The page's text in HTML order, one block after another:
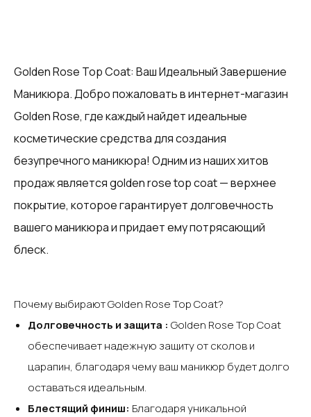
Golden Rose Top Coat: Ваш Идеальный Завершение
Маникюра‍. Добро пожаловать в интернет-магазин
Golden Rose, где каждый найдет идеальные
косметические средства для создания
безупречного маникюра! Одним из наших хитов
продаж является golden rose top coat — верхнее
покрытие, которое гарантирует долговечность
вашего маникюра и придает ему потрясающий
блеск.‍
Почему выбирают Golden Rose Top Coat?‍
‍Долговечность и защита : Golden Rose Top Coat
обеспечивает надежную защиту от сколов и
царапин, благодаря чему ваш маникюр будет долго
оставаться идеальным. ‍
‍Блестящий финиш: Благодаря уникальной